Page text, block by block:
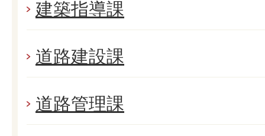
建築指導課
道路建設課
道路管理課